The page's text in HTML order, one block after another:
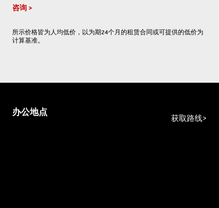
咨询
所示价格皆为人均低价，以为期24个月的租赁合同或可提供的低价为
计算基准。
办公地点
获取路线